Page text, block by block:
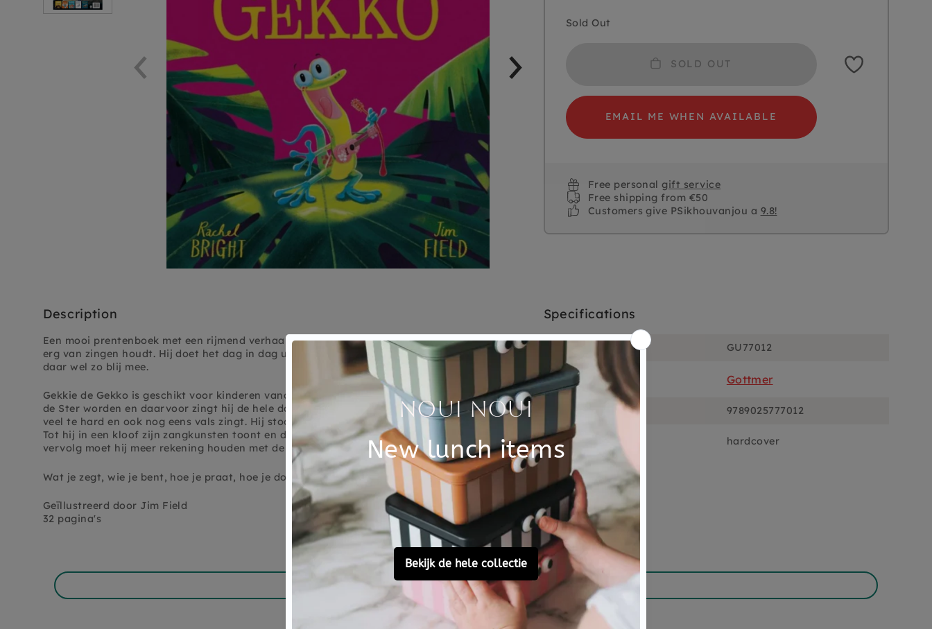
Sold Out
SOLD OUT
EMAIL ME WHEN AVAILABLE
Free personalgift service
Free shipping from €50
Customers give PSikhouvanjou a 9.8!
Description
Een mooi prentenboek met een rijmend verhaal over Gekkie de Gekko die heel
erg van zingen houdt. Hij doet het dag in dag uit, maar zijn de andere Gekko's
daar wel zo blij mee.
Gekkie de Gekko is geschikt voor kinderen vanaf 3 jaar. Gekkie wil graag Gekkie
de Ster worden en daarvoor zingt hij de hele dag door. Hij heeft niet door dat hij
veel te hard en ook nog eens vals zingt. Hij stoort al zijn andere Gekko vriendjes.
Tot hij in een kloof zijn zangkunsten toont en deze terug echoën. Oeps, in het
vervolg moet hij meer rekening houden met de rest.
Wat je zegt, wie je bent, hoe je praat, hoe je doet, komt terug as een echo!
Geïllustreerd door Jim Field
32 pagina's
Specifications
GU77012
Brand Gottmer
EAN 9789025777012
Material hardcover
Customer Reviews
Ask a question